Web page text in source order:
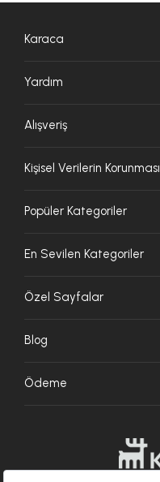
Karaca
Yardım
Alışveriş
Kişisel Verilerin Korunması
Popüler Kategoriler
En Sevilen Kategoriler
Özel Sayfalar
Blog
Ödeme